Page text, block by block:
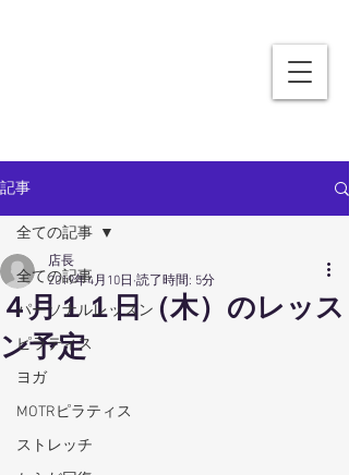
記事
全ての記事
パーソナルレッスン
ピラティス
ヨガ
MOTRピラティス
ストレッチ
全ての記事
４月１１日（木）のレッス
ン予定
店長
2019年4月10日 読了時間: 5分